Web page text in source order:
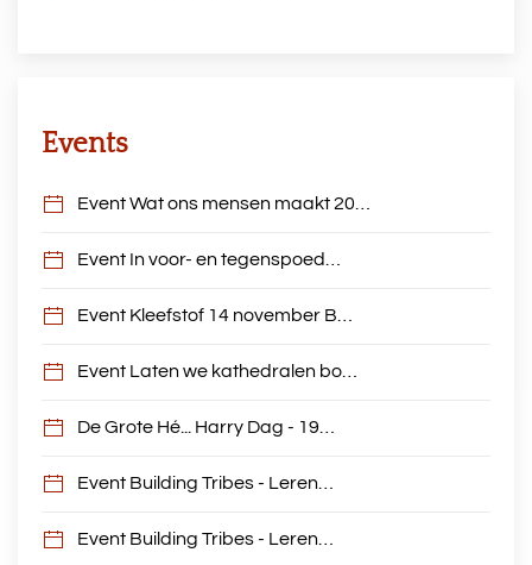
Events
Event Wat ons mensen maakt 20…
Event In voor- en tegenspoed…
Event Kleefstof 14 november B…
Event Laten we kathedralen bo…
De Grote Hé... Harry Dag - 19…
Event Building Tribes - Leren…
Event Building Tribes - Leren…